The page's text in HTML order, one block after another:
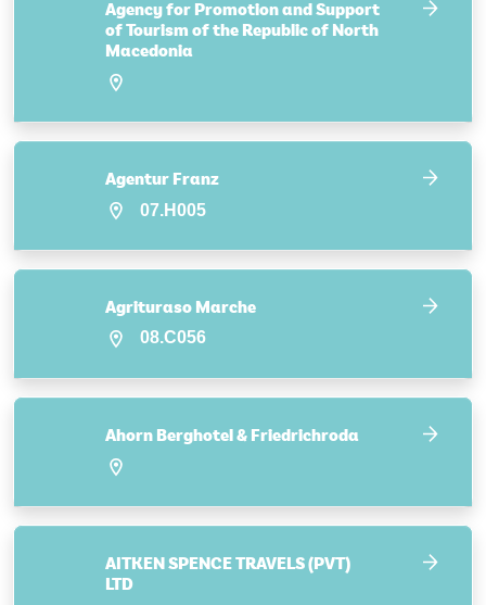
Agency for Promotion and Support
of Tourism of the Republic of North
Macedonia
Agentur Franz
07.H005
Agrituraso Marche
08.C056
Ahorn Berghotel & Friedrichroda
AITKEN SPENCE TRAVELS (PVT)
LTD